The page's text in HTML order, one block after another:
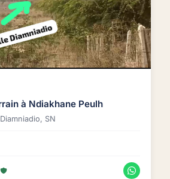
à Ndiakhane Peulh
SN